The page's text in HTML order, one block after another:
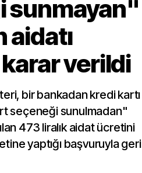
sunmayan"
aidatı
verildi
bir bankadan kredi kartı
seçeneği sunulmadan"
473 liralık aidat ücretini
yaptığı başvuruyla geri